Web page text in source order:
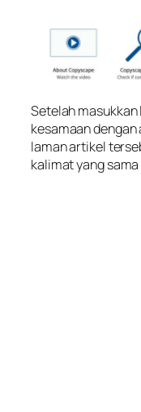
Setelah masukkan
kesamaan
laman artikel
kalimat yang